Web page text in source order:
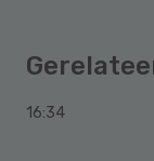
16:34